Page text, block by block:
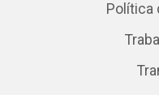
Política